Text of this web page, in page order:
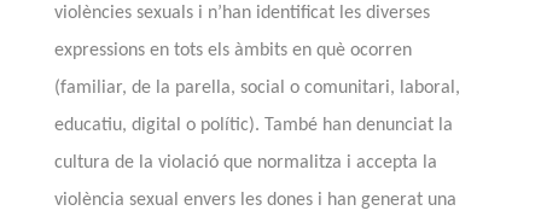
violències sexuals i n’han identificat les diverses
expressions en tots els àmbits en què ocorren
(familiar, de la parella, social o comunitari, laboral,
educatiu, digital o polític). També han denunciat la
cultura de la violació que normalitza i accepta la
violència sexual envers les dones i han generat una